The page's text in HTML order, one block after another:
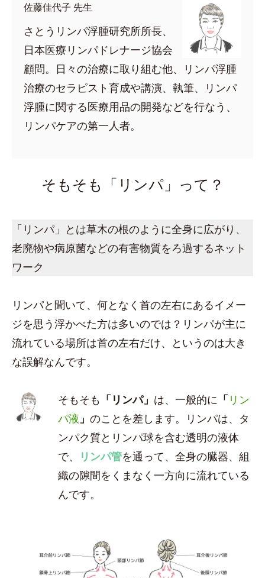
佐藤佳代子 先生
さとうリンパ浮腫研究所所長、
日本医療リンパドレナージ協会
顧問。日々の治療に取り組む他、リンパ浮腫
治療のセラピスト育成や講演、執筆、リンパ
浮腫に関する医療用品の開発などを行なう、
リンパケアの第一人者。
そもそも「リンパ」って？
「リンパ」とは草木の根のように全身に広がり、
老廃物や病原菌などの有害物質をろ過するネット
ワーク
リンパと聞いて、何となく首の左右にあるイメー
ジを思う浮かべた方は多いのでは？リンパが主に
流れている場所は首の左右だけ、というのは大き
な誤解なんです。
そもそも 「リンパ」 は、一般的に 「 リン
パ液 」のことを差します。リンパは、タ
ンパク質とリンパ球を含む透明の液体
で、
リンパ管を通って、全身の臓器、組
織の隙間をくまなく一方向に流れている
んです。